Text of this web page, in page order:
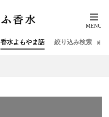
香水よもやま話 絞り込み検索